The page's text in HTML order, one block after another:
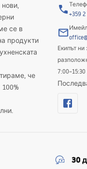
се в
продукти
че
+359
Имейл
Екипът
7:00–15:30
30